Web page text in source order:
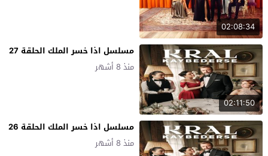
02:08:34
02:11:50
مسلسل اذا خسر الملك الحلقة 27
منذ 8 أشهر
مسلسل اذا خسر الملك الحلقة 26
منذ 8 أشهر